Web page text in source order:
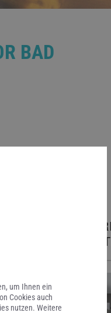
BAD
MIT
um Ihnen ein
Cookies auch
nutzen. Weitere